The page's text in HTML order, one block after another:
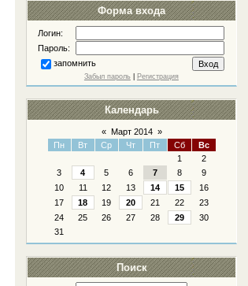
Форма входа
Логин:
Пароль:
запомнить
Забыл пароль| Регистрация
Календарь
« Март 2014 »
Пн
Вт Ср Чт Пт Сб
Вс
1
2
3
4 5 6 7 8
9
10
11 12 13 14 15
16
17
18 19 20 21 22
23
24
25 26 27 28 29
30
31
Поиск